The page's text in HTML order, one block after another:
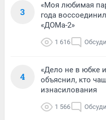
3
«Моя любимая
года
«ДОМа-2»
1 616
4
«Дело не в юбке
объяснил, кто
изнасилования
1 566